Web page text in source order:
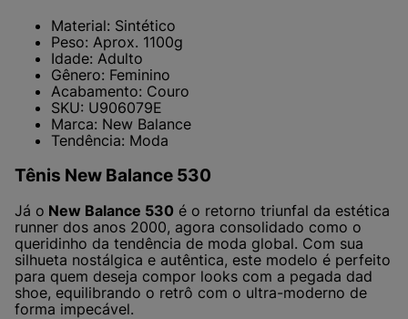
Material: Sintético
Peso: Aprox. 1100g
Idade: Adulto
Gênero: Feminino
Acabamento: Couro
SKU: U906079E
Marca: New Balance
Tendência: Moda
Tênis New Balance 530
Já o New Balance 530 é o retorno triunfal da estética
runner dos anos 2000, agora consolidado como o
queridinho da tendência de moda global. Com sua
silhueta nostálgica e autêntica, este modelo é perfeito
para quem deseja compor looks com a pegada dad
shoe, equilibrando o retrô com o ultra-moderno de
forma impecável.